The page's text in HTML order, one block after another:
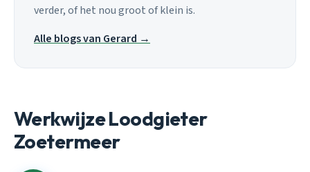
verder, of het nou groot of klein is.
Alle blogs van Gerard →
Werkwijze Loodgieter
Zoetermeer